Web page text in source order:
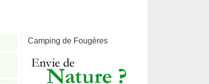
Camping de Fougères